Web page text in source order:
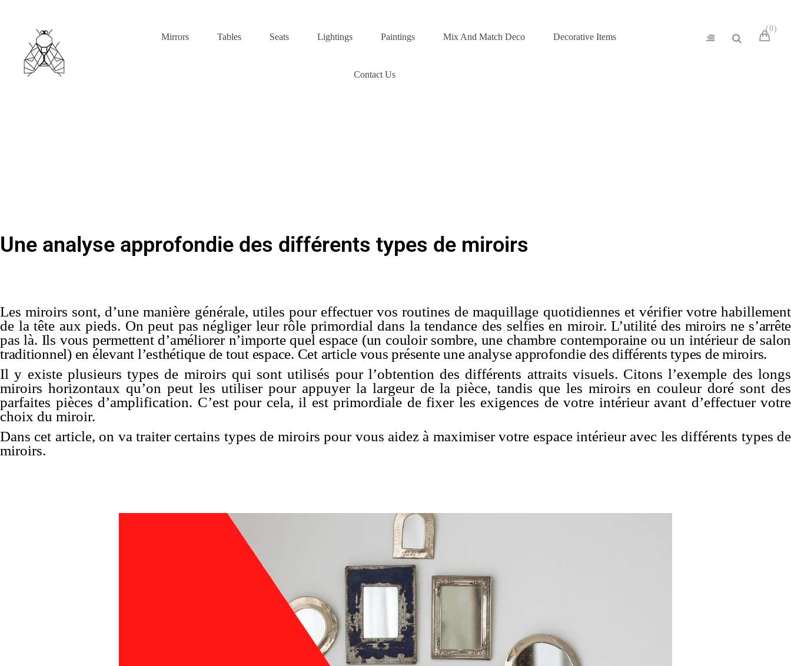
Mirrors Tables Seats Lightings Paintings Mix And Match Deco Decorative Items
Contact Us
0
Une analyse approfondie des différents types de miroirs
Les miroirs sont, d’une manière générale, utiles pour effectuer vos routines de maquillage quotidiennes et vérifier votre habillement
de la tête aux pieds. On peut pas négliger leur rôle primordial dans la tendance des selfies en miroir.L’utilité des miroirs ne s’arrête
pas là. Ils vous permettent d’améliorer n’importe quel espace (un couloir sombre, une chambre contemporaine ou un intérieur de salon
traditionnel) en élevant l’esthétique de tout espace. Cet article vous présente une analyse approfondie des différents types de miroirs.
Il y existe plusieurs types de miroirs qui sont utilisés pour l’obtention des différents attraits visuels. Citons l’exemple des longs
miroirs horizontaux qu’on peut les utiliser pour appuyer la largeur de la pièce, tandis que les miroirs en couleur doré sont des
parfaites pièces d’amplification. C’est pour cela, il est primordiale de fixer les exigences de votre intérieur avant d’effectuer votre
choix du miroir.
Dans cet article, on va traiter certains types de miroirs pour vous aidez à maximiser votre espace intérieur avec les différents types de
miroirs.